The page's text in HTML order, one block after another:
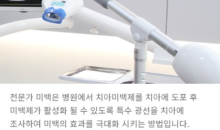
전문가 미백은 병원에서 치아미백제를 치아에 도포 후
미백제가 활성화 될 수 있도록 특수 광선을 치아에
조사하여 미백의 효과를 극대화 시키는 방법입니다.